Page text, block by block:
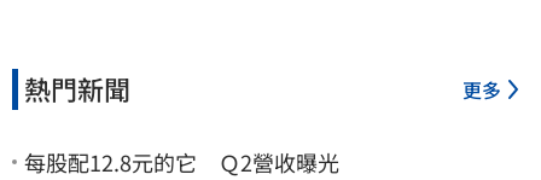
熱門新聞 更多
每股配12.8元的它 Ｑ2營收曝光